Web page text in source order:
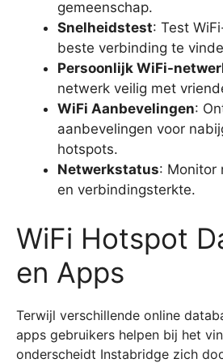
gemeenschap.
Snelheidstest: Test
beste verbinding te
Persoonlijk WiFi-
netwerk veilig met
WiFi Aanbevelingen:
aanbevelingen voor
hotspots.
Netwerkstatus: Monitor
en verbindingsterkte.
WiFi Hotspot
en Apps
Terwijl verschillende online
apps gebruikers helpen bij het
onderscheidt Instabridge zich